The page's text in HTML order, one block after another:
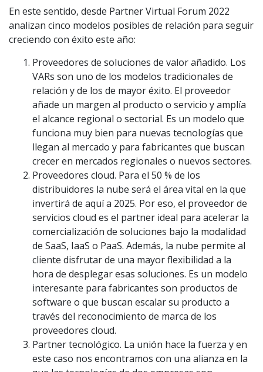
En este sentido, desde Partner Virtual Forum 2022
analizan cinco modelos posibles de relación para seguir
creciendo con éxito este año:
Proveedores de soluciones de valor añadido. Los
VARs son uno de los modelos tradicionales de
relación y de los de mayor éxito. El proveedor
añade un margen al producto o servicio y amplía
el alcance regional o sectorial. Es un modelo que
funciona muy bien para nuevas tecnologías que
llegan al mercado y para fabricantes que buscan
crecer en mercados regionales o nuevos sectores.
Proveedores cloud. Para el 50 % de los
distribuidores la nube será el área vital en la que
invertirá de aquí a 2025. Por eso, el proveedor de
servicios cloud es el partner ideal para acelerar la
comercialización de soluciones bajo la modalidad
de SaaS, IaaS o PaaS. Además, la nube permite al
cliente disfrutar de una mayor flexibilidad a la
hora de desplegar esas soluciones. Es un modelo
interesante para fabricantes son productos de
software o que buscan escalar su producto a
través del reconocimiento de marca de los
proveedores cloud.
Partner tecnológico. La unión hace la fuerza y en
este caso nos encontramos con una alianza en la